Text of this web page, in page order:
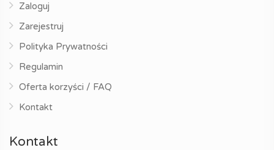
Zaloguj
Zarejestruj
Polityka Prywatności
Regulamin
Oferta korzyści / FAQ
Kontakt
Kontakt